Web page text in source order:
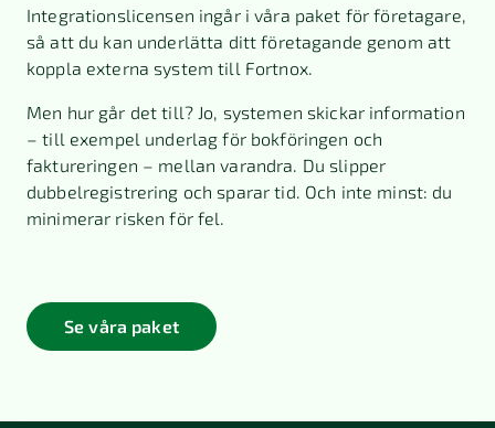
Integrationslicensen ingår i våra paket för företagare,
så att du kan underlätta ditt företagande genom att
koppla externa system till Fortnox.
Men hur går det till? Jo, systemen skickar information
– till exempel underlag för bokföringen och
faktureringen – mellan varandra. Du slipper
dubbelregistrering och sparar tid. Och inte minst: du
minimerar risken för fel.
Se våra paket